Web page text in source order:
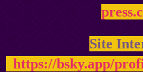
Site
https://bsky.app/